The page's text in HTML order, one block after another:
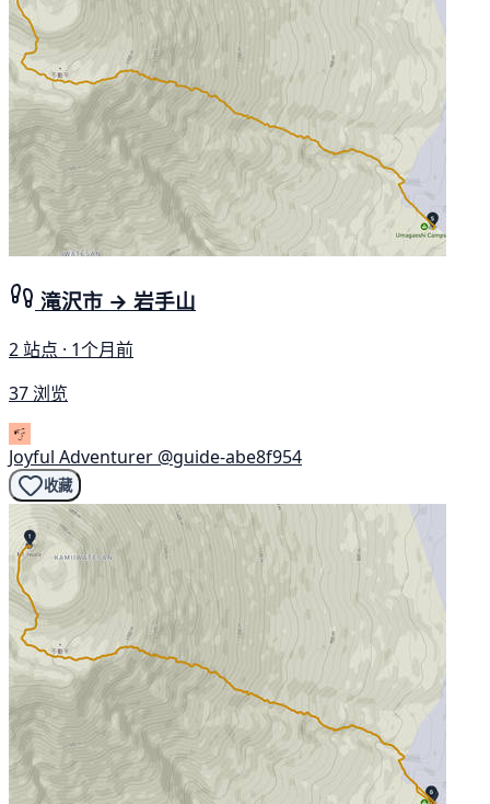
滝沢市 → 岩手山
2 站点 · 1个月前
37 浏览
Joyful Adventurer @guide-abe8f954
收藏